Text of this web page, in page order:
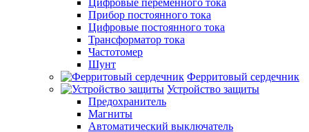
Цифровые переменного тока
Прибор постоянного тока
Цифровые постоянного тока
Трансформатор тока
Частотомер
Шунт
Ферритовый сердечник
Устройство защиты
Предохранитель
Магниты
Автоматический выключатель